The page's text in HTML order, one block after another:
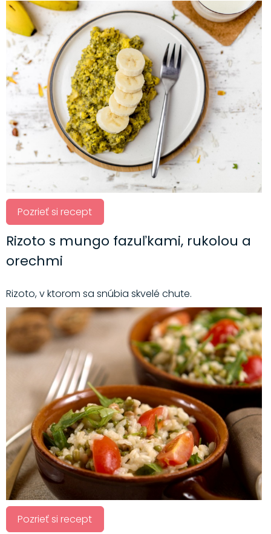
Pozrieť si recept
Rizoto s mungo fazuľkami, rukolou a
orechmi
Rizoto, v ktorom sa snúbia skvelé chute.
Pozrieť si recept